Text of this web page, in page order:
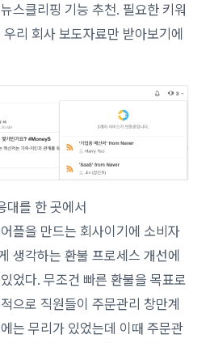
스클리핑 기능 추천. 필요한 키워
리 회사 보도자료만 받아보기에
대를 한 곳에서
플을 만드는 회사이기에 소비자
생각하는 환불 프로세스 개선에
었다. 무조건 빠른 환불을 목표로
으로 직원들이 주문관리 창만계
는 무리가 있었는데 이때 주문관